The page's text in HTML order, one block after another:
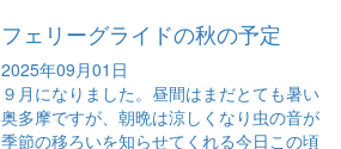
フェリーグライドの秋の予定
2025年09月01日
９月になりました。昼間はまだとても暑い
奥多摩ですが、朝晩は涼しくなり虫の音が
季節の移ろいを知らせてくれる今日この頃